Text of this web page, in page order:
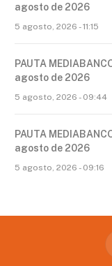
agosto de 2026
5 agosto, 2026 - 11:15
PAUTA
agosto de 2026
5 agosto, 2026 - 09:44
PAUTA
agosto de 2026
5 agosto, 2026 - 09:16